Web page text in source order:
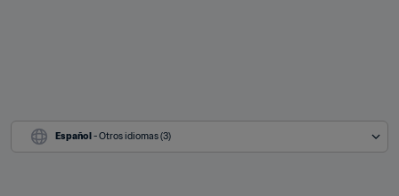
Español - Otros idiomas (3)